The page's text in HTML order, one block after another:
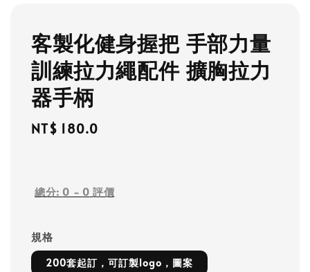
客製化健身握把 手部力量
訓練拉力繩配件 擴胸拉力
器手柄
Regular
NT$ 180.0
總分: 0 - 0 評價
規格
200套起訂，可訂製logo，圖案